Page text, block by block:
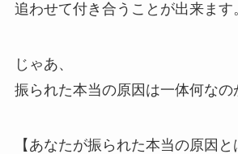
追わせて付き合うことが出来ます
じゃあ、
振られた本当の原因は一体何なの
【あなたが振られた本当の原因と